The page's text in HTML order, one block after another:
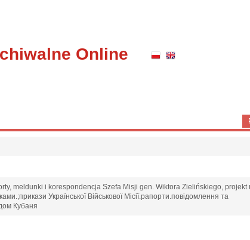
Online
meldunki i korespondencja Szefa Misji gen. Wiktora Zielińskiego, projekt
Української Військової Місії.рапорти.повідомлення та
Кубаня